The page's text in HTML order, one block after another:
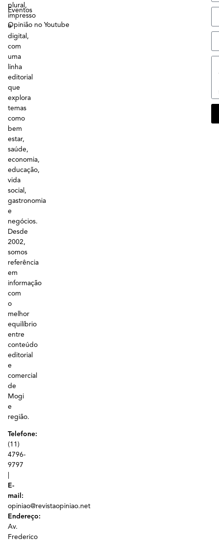
plural,
impresso
e
digital,
com
uma
linha
editorial
que
explora
temas
como
bem
estar,
saúde,
economia,
educação,
vida
social,
gastronomia
e
negócios.
Desde
2002,
somos
referência
em
informação
com
o
melhor
equilíbrio
entre
conteúdo
editorial
e
comercial
de
Mogi
e
região.
Telefone:
(11)
4796-
9797
E-
mail:
opiniao@revistaopiniao.net
Endereço:
Av.
Frederico
Eventos
Opinião no Youtube